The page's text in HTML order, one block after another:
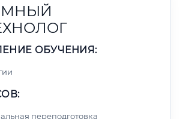
ОБУЧЕНИЯ:
переподготовка